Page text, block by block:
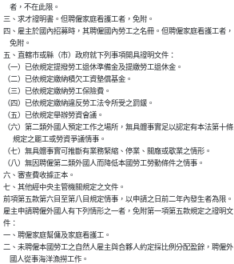
    者，不在此限。
三、求才證明書。但聘僱家庭看護工者，免附。
四、雇主於國內招募時，其聘僱國內勞工之名冊。但聘僱家庭看護工者，
    免附。
五、直轄市或縣（市）政府就下列事項開具證明文件：
（一）已依規定提撥勞工退休準備金及提繳勞工退休金。
（二）已依規定繳納積欠工資墊償基金。
（三）已依規定繳納勞工保險費。
（四）已依規定繳納違反勞工法令所受之罰鍰。
（五）已依規定舉辦勞資會議。
（六）第二類外國人預定工作之場所，無具體事實足以認定有本法第十條
      規定之罷工或勞資爭議情事。
（七）無具體事實可推斷有業務緊縮、停業、關廠或歇業之情形。
（八）無因聘僱第二類外國人而降低本國勞工勞動條件之情事。
六、審查費收據正本。
七、其他經中央主管機關規定之文件。
前項第五款第六目至第八目規定情事，以申請之日前二年內發生者為限。
雇主申請聘僱外國人有下列情形之一者，免附第一項第五款規定之證明文
件：
一、聘僱家庭幫傭及家庭看護工。
二、未聘僱本國勞工之自然人雇主與合夥人約定採比例分配盈餘，聘僱外
    國人從事海洋漁撈工作。